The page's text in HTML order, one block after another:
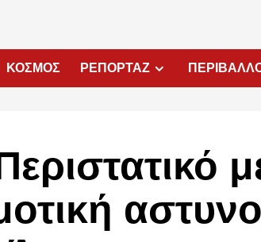
ΚΟΣΜΟΣ ΡΕΠΟΡΤΑΖ